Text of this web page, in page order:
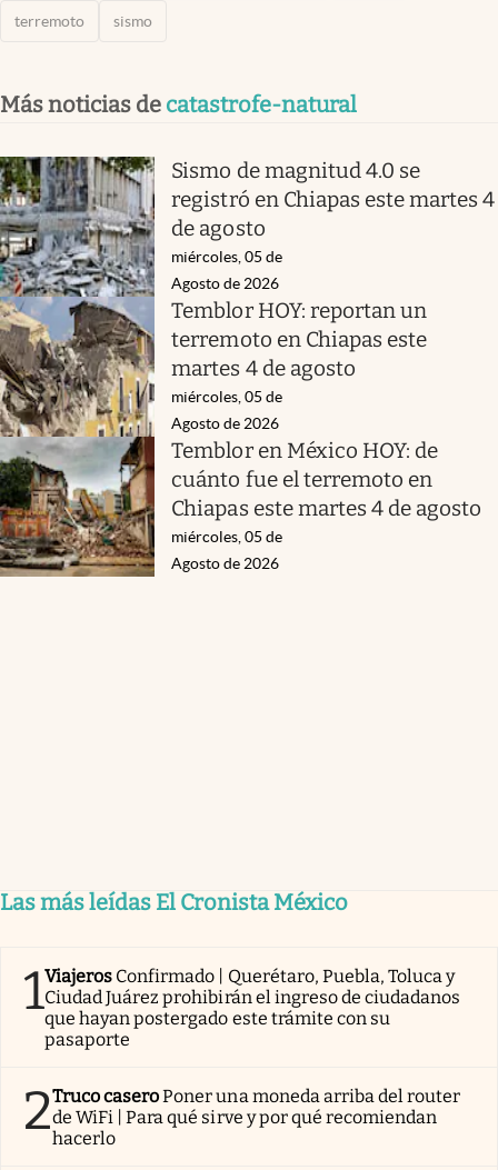
terremoto sismo
Más noticias de catastrofe-natural
Sismo de magnitud 4.0 se
registró en Chiapas este martes 4
de agosto
miércoles, 05 de
Agosto de 2026
Temblor HOY: reportan un
terremoto en Chiapas este
martes 4 de agosto
miércoles, 05 de
Agosto de 2026
Temblor en México HOY: de
cuánto fue el terremoto en
Chiapas este martes 4 de agosto
miércoles, 05 de
Agosto de 2026
Las más leídas El Cronista México
1Viajeros Confirmado | Querétaro, Puebla, Toluca y
Ciudad Juárez prohibirán el ingreso de ciudadanos
que hayan postergado este trámite con su
pasaporte
2Truco caseroPoner una moneda arriba del router
de WiFi | Para qué sirve y por qué recomiendan
hacerlo